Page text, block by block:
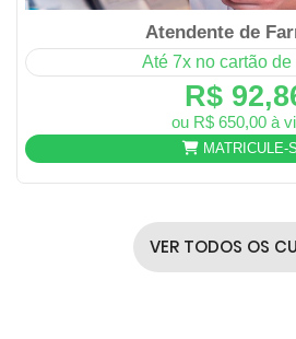
Atendente de
Até 7x no cartão de
R$
ou R$ 650,00 à
MATRICULE-
VER TODOS OS